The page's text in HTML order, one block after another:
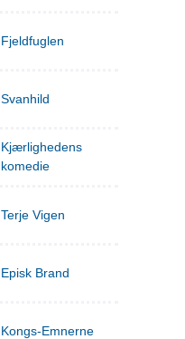
Fjeldfuglen
Svanhild
Kjærlighedens
komedie
Terje Vigen
Episk Brand
Kongs-Emnerne